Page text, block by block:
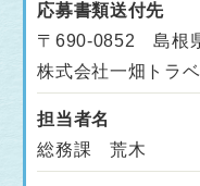
応募書類送付先
〒690-0852 島根
株式会社一畑トラ
担当者名
総務課 荒木